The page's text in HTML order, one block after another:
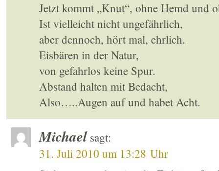
Jetzt kommt „Knut“, ohne Hemd und
Ist vielleicht nicht ungefährlich,
aber dennoch, hört mal, ehrlich.
Eisbären in der Natur,
von gefahrlos keine Spur.
Abstand halten mit Bedacht,
Also…..Augen auf und habet Acht.
Michael sagt:
31. Juli 2010 um 13:28 Uhr